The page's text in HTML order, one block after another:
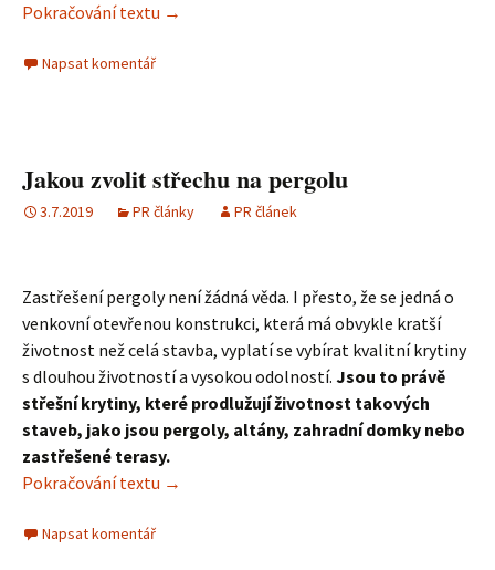
Pokračování textu Útulný byt díky kusovým kobercům
→
Napsat komentář
Jakou zvolit střechu na pergolu
3.7.2019 PR články PR článek
Zastřešení pergoly není žádná věda. I přesto, že se jedná o
venkovní otevřenou konstrukci, která má obvykle kratší
životnost než celá stavba, vyplatí se vybírat kvalitní krytiny
s dlouhou životností a vysokou odolností. Jsou to právě
střešní krytiny, které prodlužují životnost takových
staveb, jako jsou pergoly, altány, zahradní domky nebo
zastřešené terasy.
Pokračování textu Jakou zvolit střechu na pergolu
→
Napsat komentář